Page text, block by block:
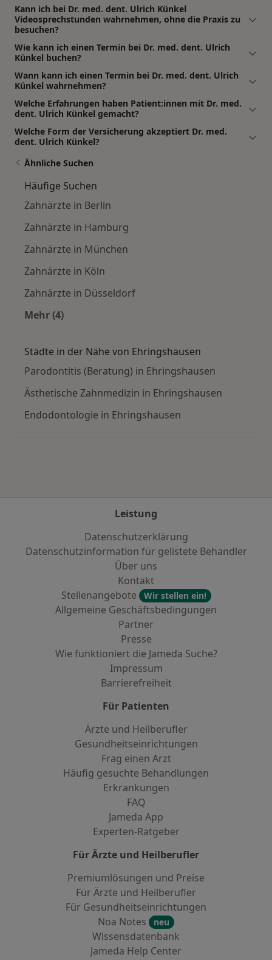
Kann ich bei Dr. med. dent. Ulrich Künkel
Videosprechstunden wahrnehmen, ohne die Praxis zu
besuchen?
Wie kann ich einen Termin bei Dr. med. dent. Ulrich
Künkel buchen?
Wann kann ich einen Termin bei Dr. med. dent. Ulrich
Künkel wahrnehmen?
Welche Erfahrungen haben Patient:innen mit Dr. med.
dent. Ulrich Künkel gemacht?
Welche Form der Versicherung akzeptiert Dr. med.
dent. Ulrich Künkel?
Ähnliche Suchen
Häufige Suchen
Zahnärzte in Berlin
Zahnärzte in Hamburg
Zahnärzte in München
Zahnärzte in Köln
Zahnärzte in Düsseldorf
Mehr (4)
Städte in der Nähe von Ehringshausen
Parodontitis (Beratung) in Ehringshausen
Ästhetische Zahnmedizin in Ehringshausen
Endodontologie in Ehringshausen
Leistung
Datenschutzerklärung
Datenschutzinformation für gelistete Behandler
Über uns
Kontakt
Stellenangebote
Wir stellen ein!
Allgemeine Geschäftsbedingungen
Partner
Presse
Wie funktioniert die Jameda Suche?
Impressum
Barrierefreiheit
Für Patienten
Ärzte und Heilberufler
Gesundheitseinrichtungen
Frag einen Arzt
Häufig gesuchte Behandlungen
Erkrankungen
FAQ
Jameda App
Experten-Ratgeber
Für Ärzte und Heilberufler
Premiumlösungen und Preise
Für Ärzte und Heilberufler
Für Gesundheitseinrichtungen
Noa Notes
neu
Wissensdatenbank
Jameda Help Center